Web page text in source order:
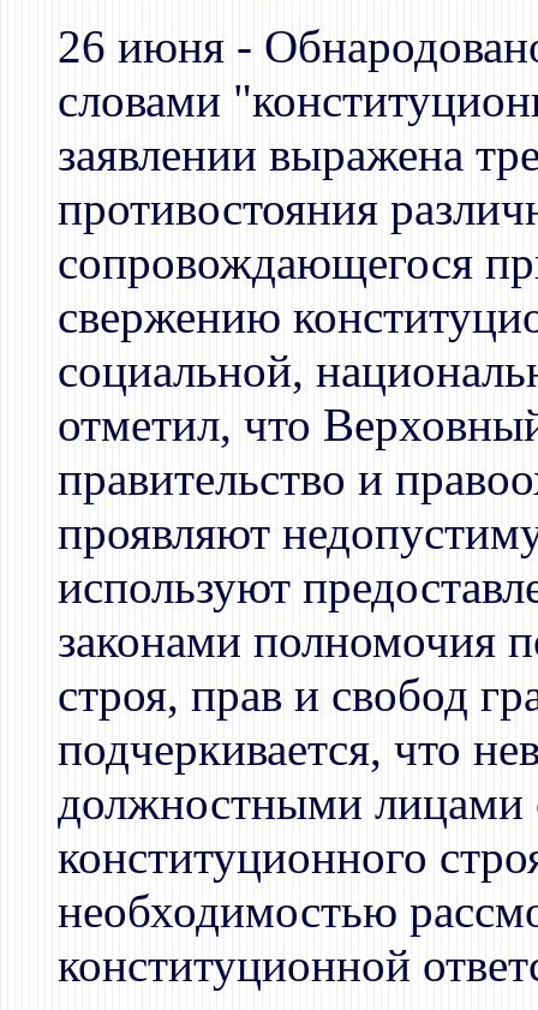
26 июня -
словами
заявлении выражена
противостояния
сопровождающегося
свержению
социальной,
отметил, что
правительство и
проявляют
используют
законами полномочия
строя, прав и свобод
подчеркивается, что
должностными лицами
конституционного
необходимостью
конституционной